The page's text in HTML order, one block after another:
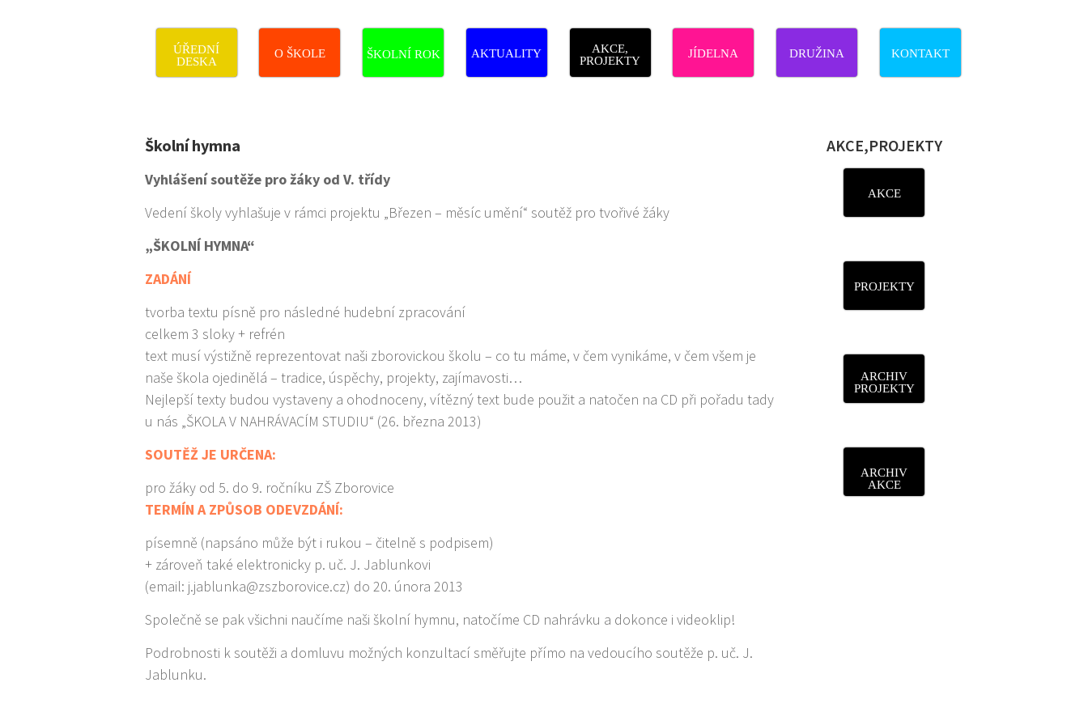
ÚŘEDNÍ
DESKA
O ŠKOLE ŠKOLNÍ ROK AKTUALITY
AKCE,
PROJEKTY
JÍDELNA DRUŽINA KONTAKT
Školní hymna
Vyhlášení soutěže pro žáky od V. třídy
Vedení školy vyhlašuje v rámci projektu „Březen – měsíc umění“ soutěž pro tvořivé žáky
„ŠKOLNÍ HYMNA“
ZADÁNÍ
tvorba textu písně pro následné hudební zpracování
celkem 3 sloky + refrén
text musí výstižně reprezentovat naši zborovickou školu – co tu máme, v čem vynikáme, v čem všem je
naše škola ojedinělá – tradice, úspěchy, projekty, zajímavosti…
Nejlepší texty budou vystaveny a ohodnoceny, vítězný text bude použit a natočen na CD při pořadu tady
u nás „ŠKOLA V NAHRÁVACÍM STUDIU“ (26. března 2013)
SOUTĚŽ JE URČENA:
pro žáky od 5. do 9. ročníku ZŠ Zborovice
TERMÍN A ZPŮSOB ODEVZDÁNÍ:
písemně (napsáno může být i rukou – čitelně s podpisem)
+ zároveň také elektronicky p. uč. J. Jablunkovi
(email: j.jablunka@zszborovice.cz) do 20. února 2013
Společně se pak všichni naučíme naši školní hymnu, natočíme CD nahrávku a dokonce i videoklip!
Podrobnosti k soutěži a domluvu možných konzultací směřujte přímo na vedoucího soutěže p. uč. J.
Jablunku.
AKCE,PROJEKTY
AKCE
PROJEKTY
ARCHIV
PROJEKTY
ARCHIV
AKCE